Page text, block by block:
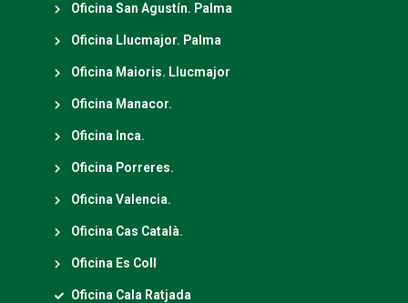
Oficina San Agustín. Palma
Oficina Llucmajor. Palma
Oficina Maioris. Llucmajor
Oficina Manacor.
Oficina Inca.
Oficina Porreres.
Oficina Valencia.
Oficina Cas Català.
Oficina Es Coll
Oficina Cala Ratjada